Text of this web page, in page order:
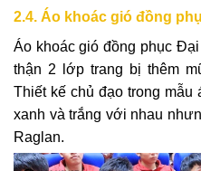
2.4. Áo khoác gió đồng
Áo khoác gió đồng phục
thận 2 lớp trang bị thêm
Thiết kế chủ đạo trong
xanh và trắng với nhau
Raglan.